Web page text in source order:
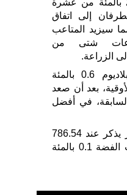
دولار من الصين إلى 25 بالمئة من عشرة
إلى اتفاق
سيزيد المتاعب
شتى من
الزراعة.
وزاد السعر الفوري للبلاديوم 0.6 بالمئة
دولار للأوقية، بعد أن صعد
السابقة، في أفضل
واستقر البلاتين دون تغير يذكر عند 786.54
دولار للأوقية، بينما زادت الفضة 0.1 بالمئة